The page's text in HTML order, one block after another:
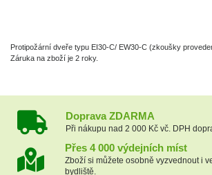
Protipožární dveře typu EI30-C/ EW30-C (zkoušky
Záruka na zboží je 2 roky.
Doprava ZDARMA
Při nákupu nad 2 000 Kč vč. DPH
Přes 4 000 výdejních míst
Zboží si můžete osobně vyzvednout i
bydliště.